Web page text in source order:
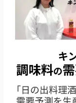
シフト作成AI・
会社概要
ご活用事例
お役立ち資料集
採用情報
とんかつ
AIによる 需要予測
の
イールドマネジメ